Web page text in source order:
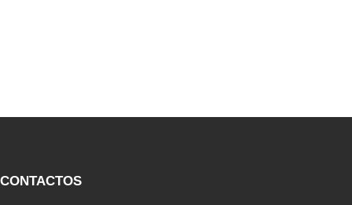
CONTACTOS